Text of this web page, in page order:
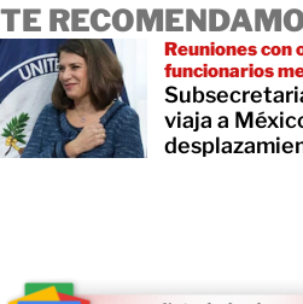
TE
Reuniones con
funcionarios
viaja a